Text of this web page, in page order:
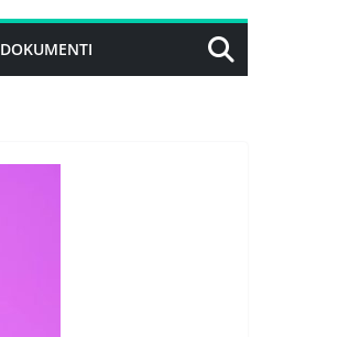
DOKUMENTI